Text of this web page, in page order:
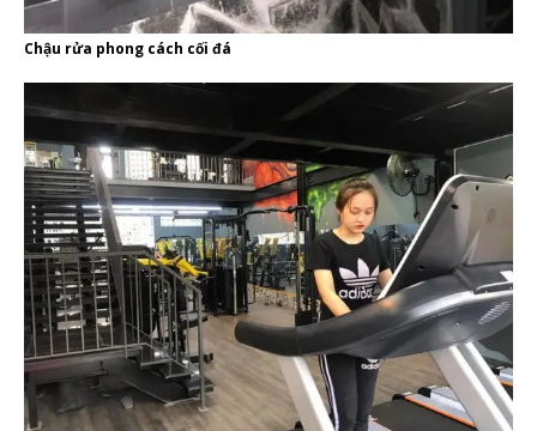
Chậu rửa phong cách cối đá